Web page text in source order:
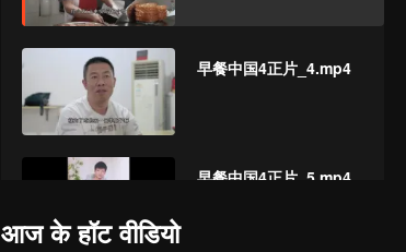
早餐中国4正片_4.mp4
早餐中国4正片_5.mp4
आज के हॉट वीडियो